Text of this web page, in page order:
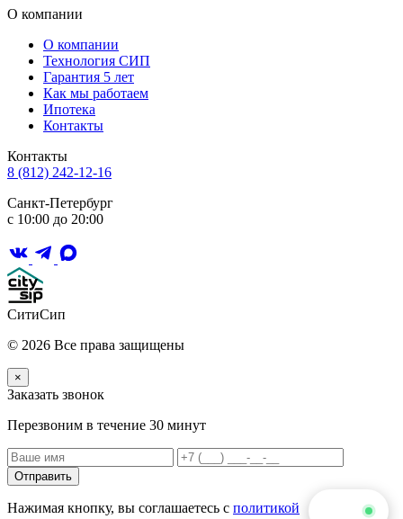
О компании
О компании
Технология СИП
Гарантия 5 лет
Как мы работаем
Ипотека
Контакты
Контакты
8 (812) 242-12-16
Санкт-Петербург
с 10:00 до 20:00
СитиСип
© 2026 Все права защищены
×
Заказать звонок
Перезвоним в течение 30 минут
Отправить
Нажимая кнопку, вы соглашаетесь с политикой
Чат